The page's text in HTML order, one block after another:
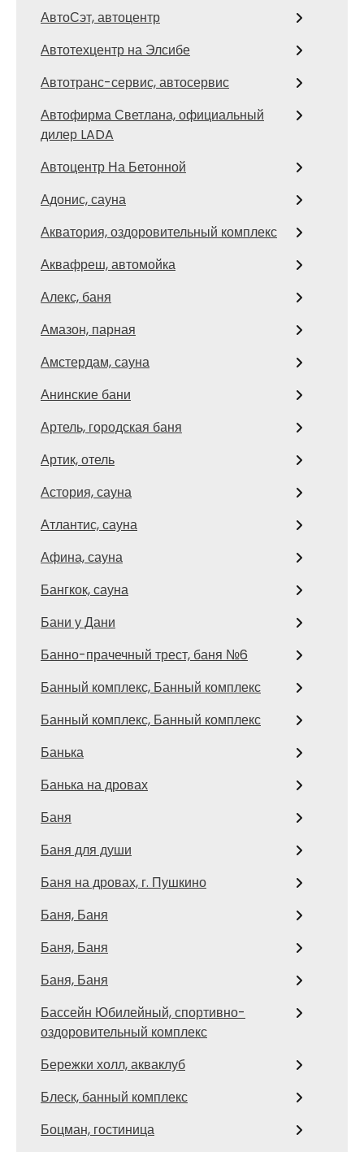
АвтоСэт, автоцентр
Автотехцентр на Элсибе
Автотранс-сервис, автосервис
Автофирма Светлана, официальный
дилер LADA
Автоцентр На Бетонной
Адонис, сауна
Акватория, оздоровительный комплекс
Аквафреш, автомойка
Алекс, баня
Амазон, парная
Амстердам, сауна
Анинские бани
Артель, городская баня
Артик, отель
Астория, сауна
Атлантис, сауна
Афина, сауна
Бангкок, сауна
Бани у Дани
Банно-прачечный трест, баня №6
Банный комплекс, Банный комплекс
Банный комплекс, Банный комплекс
Банька
Банька на дровах
Баня
Баня для души
Баня на дровах, г. Пушкино
Баня, Баня
Баня, Баня
Баня, Баня
Бассейн Юбилейный, спортивно-
оздоровительный комплекс
Бережки холл, акваклуб
Блеск, банный комплекс
Боцман, гостиница